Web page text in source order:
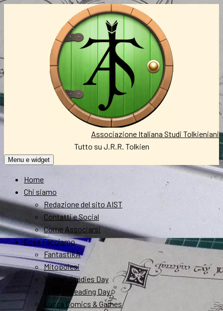
Associazione Italiana Studi Tolkieniani
Tutto su J.R.R. Tolkien
Menu e widget
Home
Chi siamo
Redazione del sito AIST
Contatti e Social
Come Associarsi
Cosa Facciamo
FantastikA
Mitopoiesi
Tolkien Studies Day
Tolkien Reading Day
Lucca Comics & Games